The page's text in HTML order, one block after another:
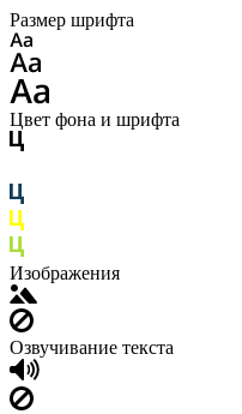
Размер шрифта
Цвет фона и шрифта
Изображения
Озвучивание текста